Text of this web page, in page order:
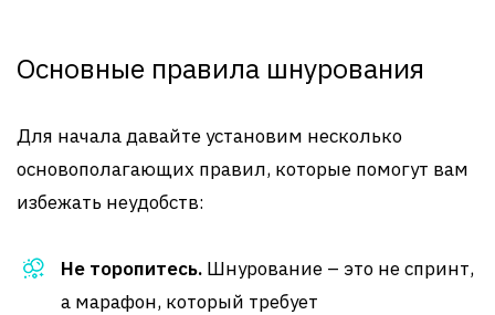
Основные правила шнурования
Для начала давайте установим несколько
основополагающих правил, которые помогут вам
избежать неудобств:
Не торопитесь. Шнурование – это не спринт,
а марафон, который требует